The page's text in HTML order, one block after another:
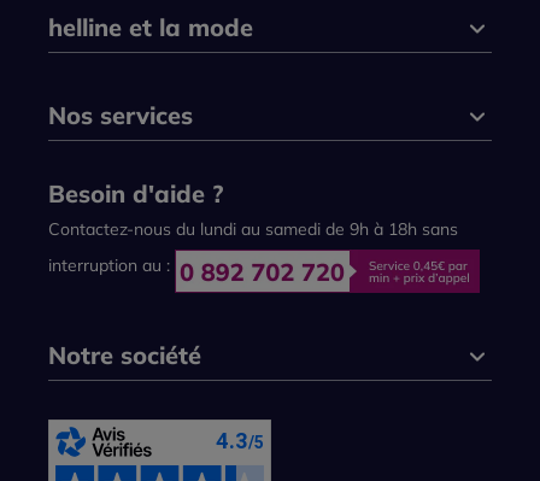
helline et la mode
Nos services
Besoin d'aide ?
Contactez-nous du lundi au samedi de 9h à 18h sans
interruption au :
Notre société